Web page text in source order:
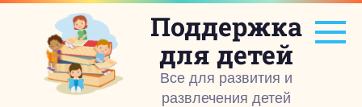
Перейти
контенту
Поддержка
для детей
Все для развития и
развлечения детей